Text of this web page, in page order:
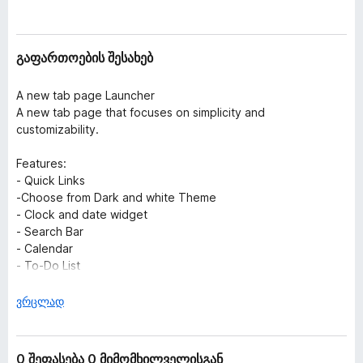
ა
ე
ი
ე
მ
ბ
ი
გაფართოების შესახებ
A new tab page Launcher
A new tab page that focuses on simplicity and
customizability.
Features:
- Quick Links
-Choose from Dark and white Theme
- Clock and date widget
- Search Bar
- Calendar
- To-Do List
ჩ
მ
ო
ვრცლად
0 შეფასება 0 მიმომხილველისგან